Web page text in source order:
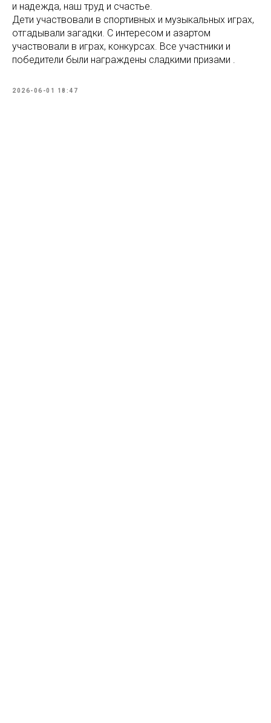
и надежда, наш труд и счастье.
Дети участвовали в спортивных и музыкальных играх,
отгадывали загадки. С интересом и азартом
участвовали в играх, конкурсах. Все участники и
победители были награждены сладкими призами .
2026-06-01 18:47